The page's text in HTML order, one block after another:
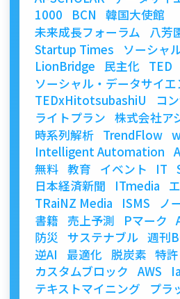
1000
BCN
韓国大使館
未来成長フォーラム
八芳
Startup Times
ソーシャ
LionBridge 民主化 TED
ソーシャル・データサイ
TEDxHitotsubashiU
コ
ライトプラン 株式会社ア
時系列解析 TrendFlow
Intelligent Automation
無料 教育 イベント IT
日本経済新聞
ITmedia
TRaiNZ Media
ISMS
ノ
書籍
売上予測 Pマーク
防災 サステナブル 週刊
逆AI
最適化 脱炭素 特許
カスタムブロック
AWS
テキストマイニング
プラ